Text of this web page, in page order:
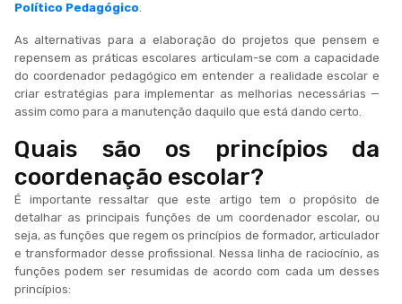
Político Pedagógico.
As alternativas para a elaboração do projetos que pensem e
repensem as práticas escolares articulam-se com a capacidade
do coordenador pedagógico em entender a realidade escolar e
criar estratégias para implementar as melhorias necessárias —
assim como para a manutenção daquilo que está dando certo.
Quais são os princípios da
coordenação escolar?
É importante ressaltar que este artigo tem o propósito de
detalhar as principais funções de um coordenador escolar, ou
seja, as funções que regem os princípios de formador, articulador
e transformador desse profissional. Nessa linha de raciocínio, as
funções podem ser resumidas de acordo com cada um desses
princípios: